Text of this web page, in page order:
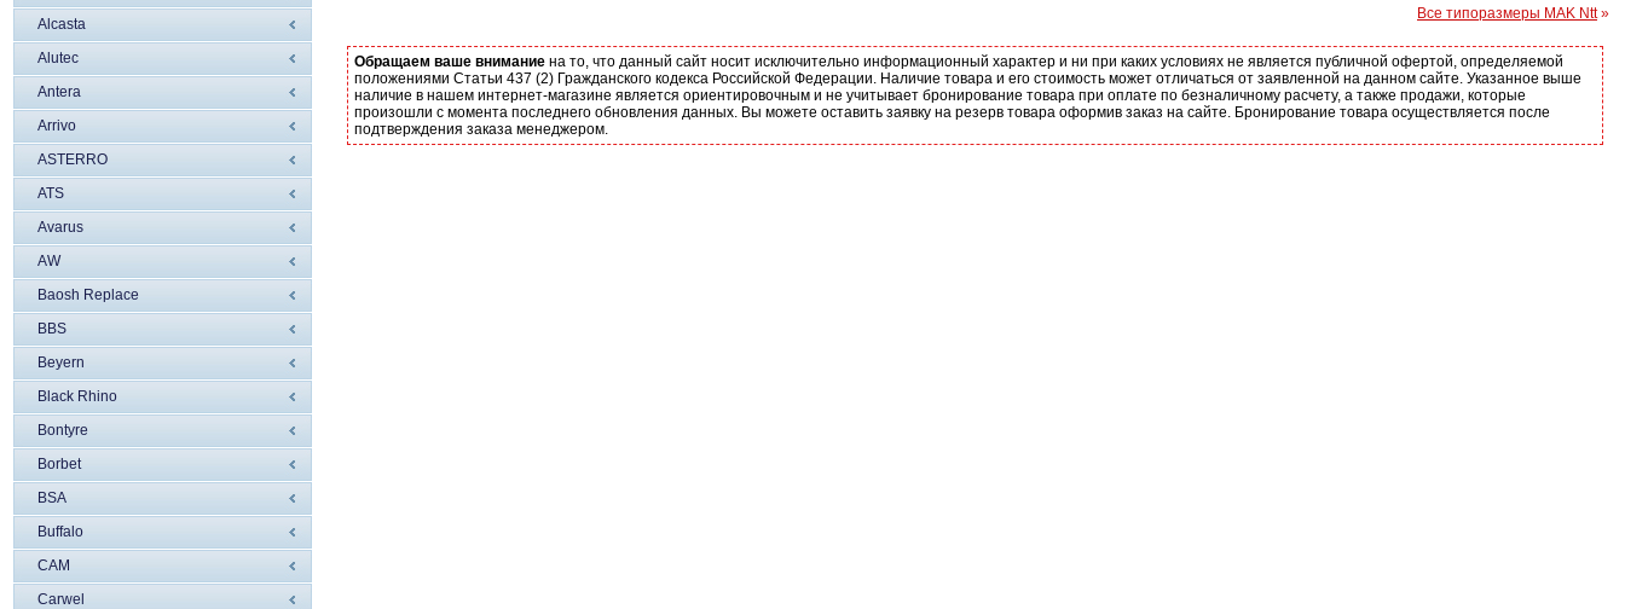
Alcasta
Alutec
Antera
Arrivo
ASTERRO
ATS
Avarus
AW
Baosh Replace
BBS
Beyern
Black Rhino
Bontyre
Borbet
BSA
Buffalo
CAM
Carwel
Все типоразмеры MAK Ntt»
Обращаем ваше внимание на то, что данный сайт носит исключительно информационный характер и ни при каких условиях не является публичной офертой, определяемой
положениями Статьи 437 (2) Гражданского кодекса Российской Федерации. Наличие товара и его стоимость может отличаться от заявленной на данном сайте. Указанное выше
наличие в нашем интернет-магазине является ориентировочным и не учитывает бронирование товара при оплате по безналичному расчету, а также продажи, которые
произошли с момента последнего обновления данных. Вы можете оставить заявку на резерв товара оформив заказ на сайте. Бронирование товара осуществляется после
подтверждения заказа менеджером.